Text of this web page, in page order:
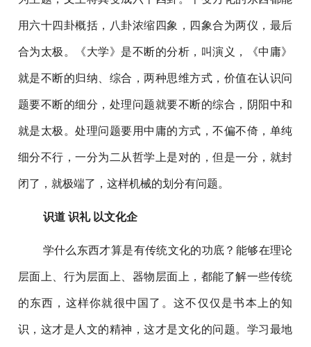
用六十四卦概括，八卦浓缩四象，四象合为两仪，最后
合为太极。《大学》是不断的分析，叫演义，《中庸》
就是不断的归纳、综合，两种思维方式，价值在认识问
题要不断的细分，处理问题就要不断的综合，阴阳中和
就是太极。处理问题要用中庸的方式，不偏不倚，单纯
细分不行，一分为二从哲学上是对的，但是一分，就封
闭了，就极端了，这样机械的划分有问题。
识道 识礼 以文化企
学什么东西才算是有传统文化的功底？能够在理论
层面上、行为层面上、器物层面上，都能了解一些传统
的东西，这样你就很中国了。这不仅仅是书本上的知
识，这才是人文的精神，这才是文化的问题。学习最地